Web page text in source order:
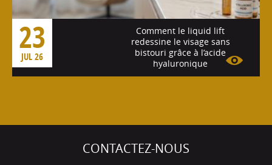
23
JUL 26
Comment le liquid lift
redessine le visage sans
bistouri grâce à l’acide
hyaluronique
CONTACTEZ-NOUS